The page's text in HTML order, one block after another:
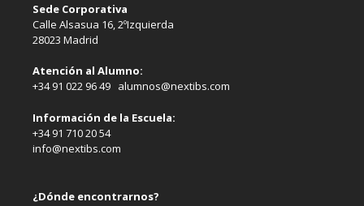
Sede Corporativa
Calle Alsasua 16, 2ºIzquierda
28023 Madrid
Atención al Alumno:
+34 91 022 96 49 alumnos@nextibs.com
Información de la Escuela:
+34 91 710 20 54
info@nextibs.com
¿Dónde encontrarnos?